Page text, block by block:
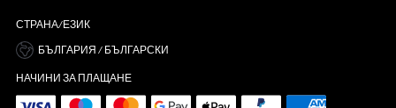
СТРАНА/ЕЗИК
БЪЛГАРИЯ / БЪЛГАРСКИ
НАЧИНИ ЗА ПЛАЩАНЕ